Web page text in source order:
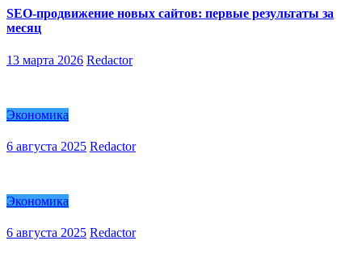
SEO-продвижение новых сайтов: первые результаты за
месяц
13 марта 2026 Redactor
Экономика
6 августа 2025 Redactor
Экономика
6 августа 2025 Redactor